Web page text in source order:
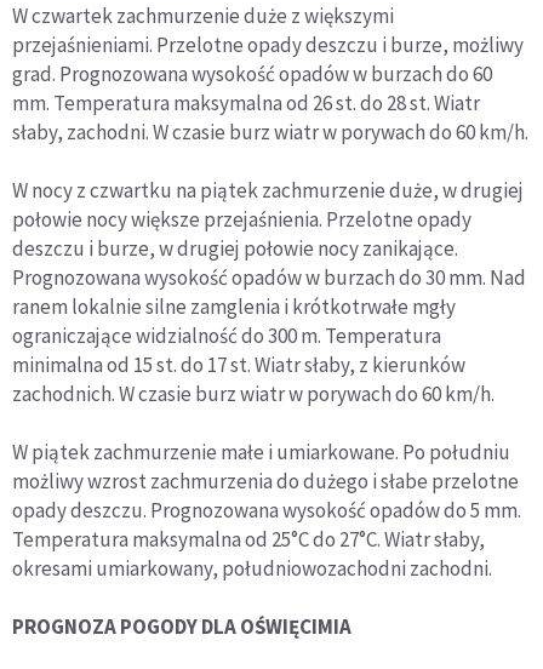
W czwartek zachmurzenie duże z większymi
przejaśnieniami. Przelotne opady deszczu i burze, możliwy
grad. Prognozowana wysokość opadów w burzach do 60
mm. Temperatura maksymalna od 26 st. do 28 st. Wiatr
słaby, zachodni. W czasie burz wiatr w porywach do 60 km/h.
W nocy z czwartku na piątek zachmurzenie duże, w drugiej
połowie nocy większe przejaśnienia. Przelotne opady
deszczu i burze, w drugiej połowie nocy zanikające.
Prognozowana wysokość opadów w burzach do 30 mm. Nad
ranem lokalnie silne zamglenia i krótkotrwałe mgły
ograniczające widzialność do 300 m. Temperatura
minimalna od 15 st. do 17 st. Wiatr słaby, z kierunków
zachodnich. W czasie burz wiatr w porywach do 60 km/h.
W piątek zachmurzenie małe i umiarkowane. Po południu
możliwy wzrost zachmurzenia do dużego i słabe przelotne
opady deszczu. Prognozowana wysokość opadów do 5 mm.
Temperatura maksymalna od 25°C do 27°C. Wiatr słaby,
okresami umiarkowany, południowozachodni zachodni.
PROGNOZA POGODY DLA OŚWIĘCIMIA